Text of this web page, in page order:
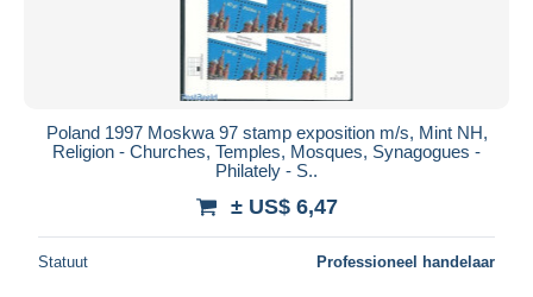
Poland 1997 Moskwa 97 stamp exposition m/s, Mint NH,
Religion - Churches, Temples, Mosques, Synagogues -
Philately - S..
± US$ 6,47
Statuut Professioneel handelaar